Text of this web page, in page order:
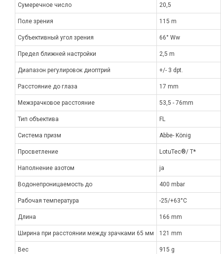
Сумеречное число 20,5
Поле зрения 115 m
Субъективный угол зрения 66° Ww
Предел ближней настройки 2,5 m
Диапазон регулировок диоптрий +/- 3 dpt.
Расстояние до глаза 17 mm
Межзрачковое расстояние 53,5 - 76mm
Тип объектива FL
Система призм Abbe- König
Просветление LotuTec®/ T*
Наполнение азотом ja
Водонепроницаемость до 400 mbar
Рабочая температура -25/+63°C
Длина 166 mm
Ширина при расстоянии между зрачками 65 мм 121 mm
Вес 915 g